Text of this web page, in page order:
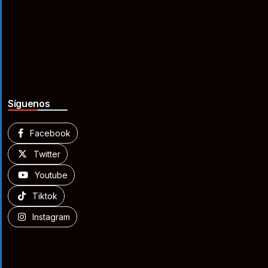
Síguenos
Facebook
Twitter
Youtube
Tiktok
Instagram